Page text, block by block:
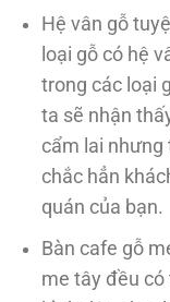
Hệ vân gỗ
loại gỗ có hệ
trong các loại
ta sẽ nhận
cẩm lai nhưng
chắc hẳn
quán của bạn.
Bàn cafe gỗ
me tây đều